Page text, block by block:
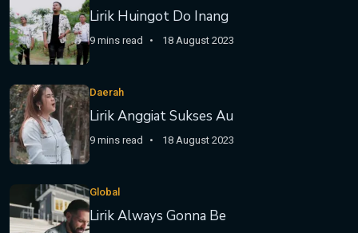
Lirik Huingot Do Inang
9 mins read 18 August 2023
Daerah
Lirik Anggiat Sukses Au
9 mins read 18 August 2023
Global
Lirik Always Gonna Be